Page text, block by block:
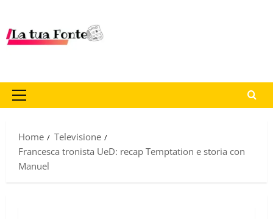
Home
Televisione
Francesca tronista UeD: recap Temptation e storia con
Manuel